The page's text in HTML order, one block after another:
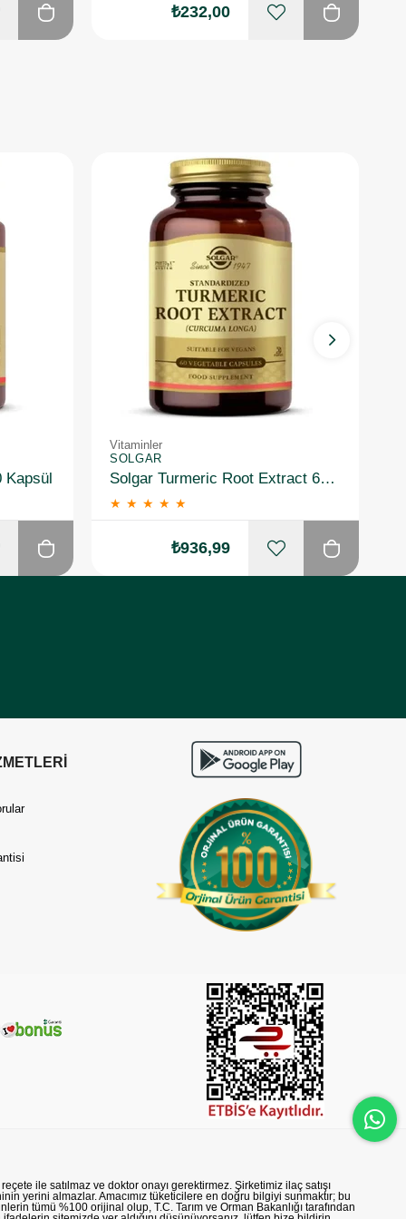
₺232,00
Kapsül
Vitaminler
SOLGAR
Solgar Turmeric Root Extract 60 Kapsül
★ ★ ★ ★ ★
₺936,99
ile satılmaz ve doktor onayı gerektirmez. Şirketimiz ilaç satışı
yerini almazlar. Amacımız tüketicilere en doğru bilgiyi sunmaktır; bu
tümü %100 orijinal olup, T.C. Tarım ve Orman Bakanlığı tarafından